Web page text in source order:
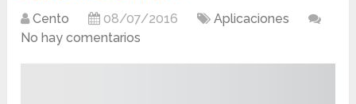
Cento 08/07/2016
Aplicaciones
No hay comentarios